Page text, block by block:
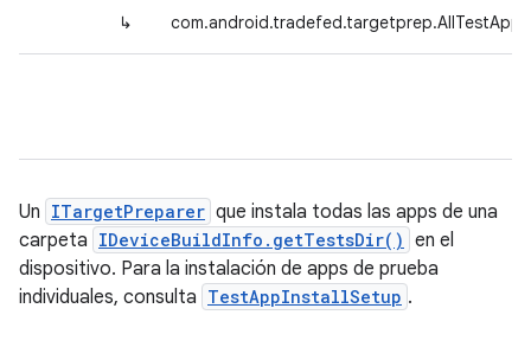
↳
Un ITargetPreparer que instala todas las apps de una
carpeta IDeviceBuildInfo.getTestsDir() en el
dispositivo. Para la instalación de apps de prueba
individuales, consulta TestAppInstallSetup .